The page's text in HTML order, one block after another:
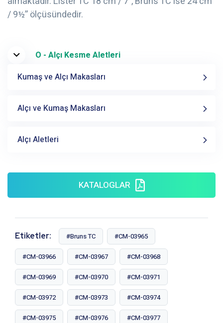
/ 9½” ölçüsündedir.
O - Alçı Kesme Aletleri
Kumaş ve Alçı Makasları
Alçı ve Kumaş Makasları
Alçı Aletleri
KATALOGLAR
Etiketler: #Bruns TC #CM-03965
#CM-03966 #CM-03967 #CM-03968
#CM-03969 #CM-03970 #CM-03971
#CM-03972 #CM-03973 #CM-03974
#CM-03975 #CM-03976 #CM-03977